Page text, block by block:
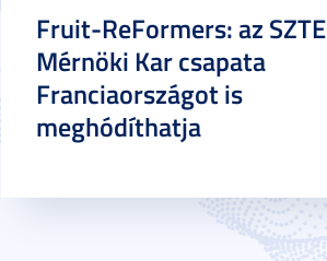
Fruit-ReFormers: az SZTE
Mérnöki Kar csapata
Franciaországot is
meghódíthatja